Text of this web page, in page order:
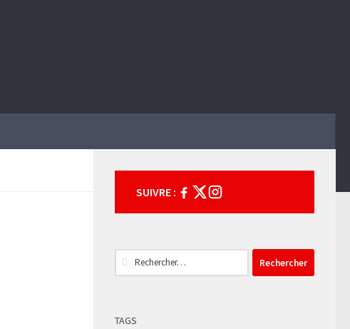
SUIVRE :
Rechercher :
TAGS